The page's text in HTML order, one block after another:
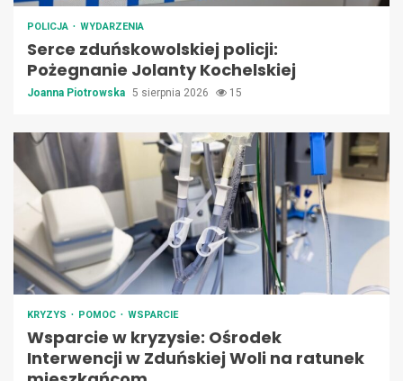
POLICJA WYDARZENIA
Serce zduńskowolskiej policji:
Pożegnanie Jolanty Kochelskiej
Joanna Piotrowska 5 sierpnia 2026 15
KRYZYS POMOC WSPARCIE
Wsparcie w kryzysie: Ośrodek
Interwencji w Zduńskiej Woli na ratunek